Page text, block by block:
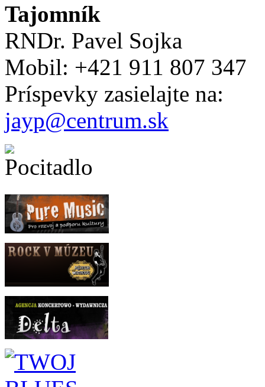
Tajomník
RNDr. Pavel Sojka
Mobil: +421 911 807 347
Príspevky zasielajte na:
jayp@centrum.sk